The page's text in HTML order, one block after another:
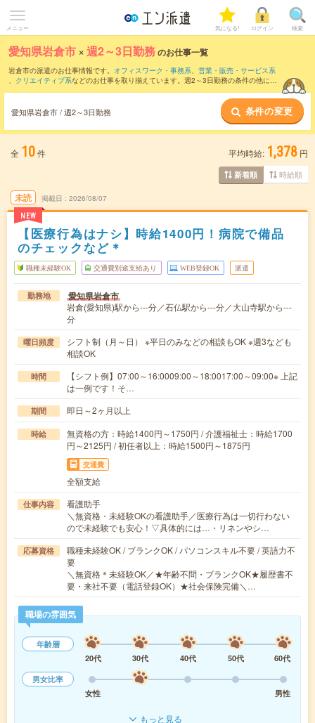
メニュー 気になる! ログイン 検索
愛知県岩倉市 ×週2～3日勤務のお仕事一覧
岩倉市の派遣のお仕事情報です。 オフィスワーク・事務系、 営業・販売・サービス系
、 クリエイティブ系などのお仕事を取り揃えています。週2～3日勤務の条件の他に、
愛知県岩倉市 / 週2～3日勤務 条件の変更
全 10件 平均時給: 1,378 円
新着順 時給順
未読
NEW
掲載日 2026/08/07
【医療行為はナシ】時給1400円！病院で備品
のチェックなど＊
職種未経験OK 交通費別途支給あり WEB登録OK 派遣
勤務地 愛知県岩倉市
岩倉(愛知県)駅から---分／石仏駅から---分／大山寺駅から---
分
曜日頻度
シフト制（月～日） ※平日のみなどの相談もOK ※週3なども
相談OK
時間
【シフト例】07:00～16:0009:00～18:0017:00～09:00※ 上記
は一例です！そ…
期間 即日～2ヶ月以上
時給
無資格の方：時給1400円～1750円 / 介護福祉士：時給1700
円～2125円 / 初任者以上：時給1500円～1875円
交通費
全額支給
仕事内容
看護助手
＼無資格・未経験OKの看護助手／医療行為は一切行わない
ので未経験でも安心！▽具体的には…・リネンやシ…
応募資格
職種未経験OK / ブランクOK / パソコンスキル不要 / 英語力不
要
＼無資格＊未経験OK／★年齢不問・ブランクOK★履歴書不
要・来社不要（電話登録OK）★社会保険完備＼…
職場の雰囲気
年齢層
20代
30代 40代 50代
60代
男女比率
女性
男性
もっと見る